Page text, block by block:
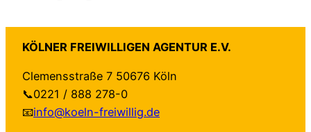
KÖLNER FREIWILLIGEN AGENTUR E.V.
Clemensstraße 7 50676 Köln
📞0221 / 888 278-0
📧info@koeln-freiwillig.de